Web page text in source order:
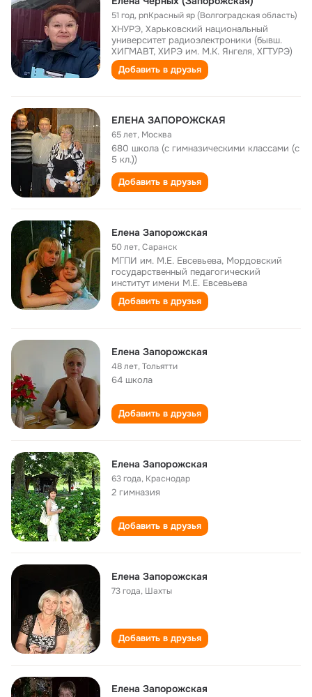
51 год,рпКрасный яр (Волгоградская область)
ХНУРЭ, Харьковский национальный
университет радиоэлектроники (бывш.
ХИГМАВТ, ХИРЭ им. М.К. Янгеля, ХГТУРЭ)
Добавить в друзья
ЕЛЕНА ЗАПОРОЖСКАЯ
65 лет, Москва
680 школа (с гимназическими классами (с
5 кл.))
Добавить в друзья
Елена Запорожская
50 лет,Саранск
МГПИ им. М.Е. Евсевьева, Мордовский
государственный педагогический
институт имени М.Е. Евсевьева
Добавить в друзья
Елена Запорожская
48 лет,Тольятти
64 школа
Добавить в друзья
Елена Запорожская
63 года, Краснодар
2 гимназия
Добавить в друзья
Елена Запорожская
73 года, Шахты
Добавить в друзья
Елена Запорожская